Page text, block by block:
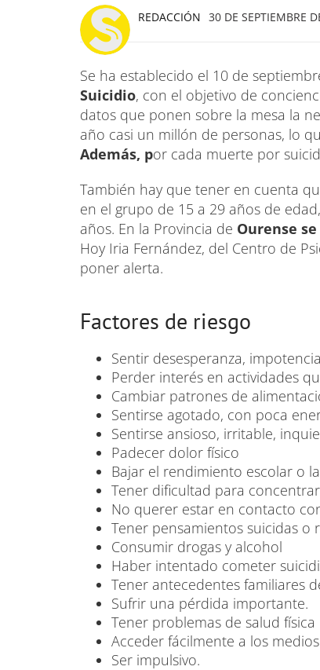
REDACCIÓN 30 DE SEPTIEMBRE
Se ha establecido el 10 de
Suicidio, con el objetivo de
datos que ponen sobre la mesa la
año casi un millón de personas, lo
Además, por cada muerte por
También hay que tener en cuenta
en el grupo de 15 a 29 años de
años. En la Provincia de Ourense
Hoy Iria Fernández, del Centro de
poner alerta.
Factores de riesgo
Sentir desesperanza,
Perder interés en actividades
Cambiar patrones de
Sentirse agotado, con poca
Sentirse ansioso, irritable,
Padecer dolor físico
Bajar el rendimiento escolar o
Tener dificultad para
No querer estar en contacto
Tener pensamientos suicidas o
Consumir drogas y alcohol
Haber intentado cometer
Tener antecedentes familiares
Sufrir una pérdida importante.
Tener problemas de salud física
Acceder fácilmente a los
Ser impulsivo.